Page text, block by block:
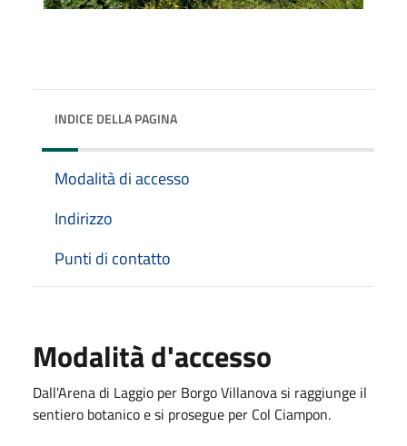
INDICE DELLA PAGINA
Modalità di accesso
Indirizzo
Punti di contatto
Modalità d'accesso
Dall'Arena di Laggio per Borgo Villanova si raggiunge il
sentiero botanico e si prosegue per Col Ciampon.